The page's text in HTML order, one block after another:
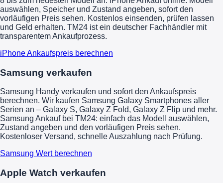
auswählen, Speicher und Zustand angeben, sofort den
vorläufigen Preis sehen. Kostenlos einsenden, prüfen lassen
und Geld erhalten. TM24 ist ein deutscher Fachhändler mit
transparentem Ankaufprozess.
iPhone Ankaufspreis berechnen
Samsung verkaufen
Samsung Handy verkaufen und sofort den Ankaufspreis
berechnen. Wir kaufen Samsung Galaxy Smartphones aller
Serien an – Galaxy S, Galaxy Z Fold, Galaxy Z Flip und mehr.
Samsung Ankauf bei TM24: einfach das Modell auswählen,
Zustand angeben und den vorläufigen Preis sehen.
Kostenloser Versand, schnelle Auszahlung nach Prüfung.
Samsung Wert berechnen
Apple Watch verkaufen